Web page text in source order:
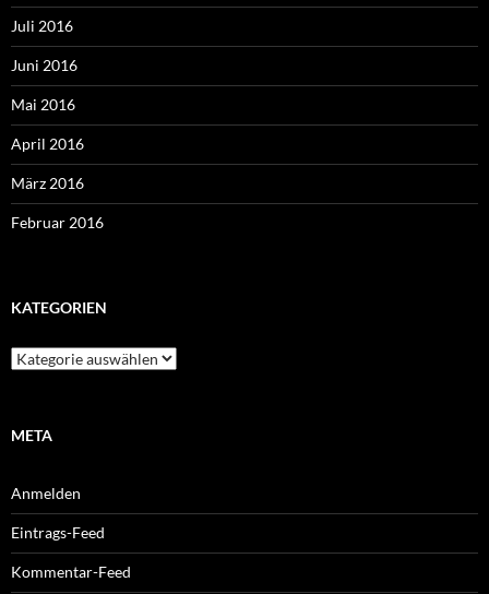
Juli 2016
Juni 2016
Mai 2016
April 2016
März 2016
Februar 2016
KATEGORIEN
Kategorien
META
Anmelden
Eintrags-Feed
Kommentar-Feed